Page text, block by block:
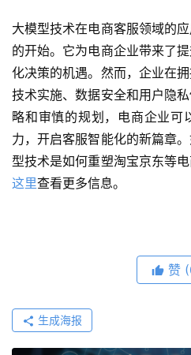
大模型技术在电商客服领域的
的开始。它为电商企业带来了
化决策的机遇。然而，企业在
技术实施、数据安全和用户隐
略和审慎的规划，电商企业可
力，开启客服智能化的新篇章
型技术是如何重塑淘宝京东等
这里查看更多信息。
赞
生成海报